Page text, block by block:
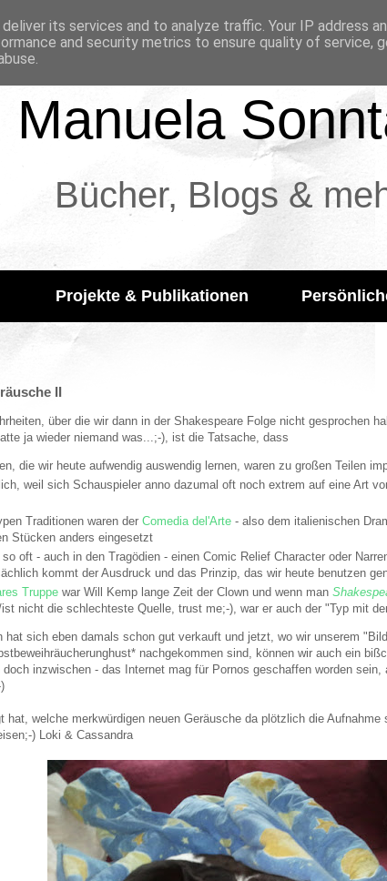
Manuela
Bücher, Blogs &
Projekte & Publikationen
II
über die wir dann in der Shakespeare Folge nicht gesprochen
ja wieder niemand was...;-), ist die Tatsache, dass
die wir heute aufwendig auswendig lernen, waren zu großen Teilen
weil sich Schauspieler anno dazumal oft noch extrem auf eine Art
Traditionen waren der Comedia del'Arte - also dem italienischen
Stücken anders eingesetzt
oft - auch in den Tragödien - einen Comic Relief Character oder
kommt der Ausdruck und das Prinzip, das wir heute benutzen
Truppe war Will Kemp lange Zeit der Clown und wenn man
nicht die schlechteste Quelle, trust me;-), war er auch der "Typ mit
hat sich eben damals schon gut verkauft und jetzt, wo wir unserem
nachgekommen sind, können wir auch ein
doch inzwischen - das Internet mag für Pornos geschaffen worden
hat, welche merkwürdigen neuen Geräusche da plötzlich die
) Loki & Cassandra
its services and to analyze traffic. Your IP address
and security metrics to ensure quality of service,